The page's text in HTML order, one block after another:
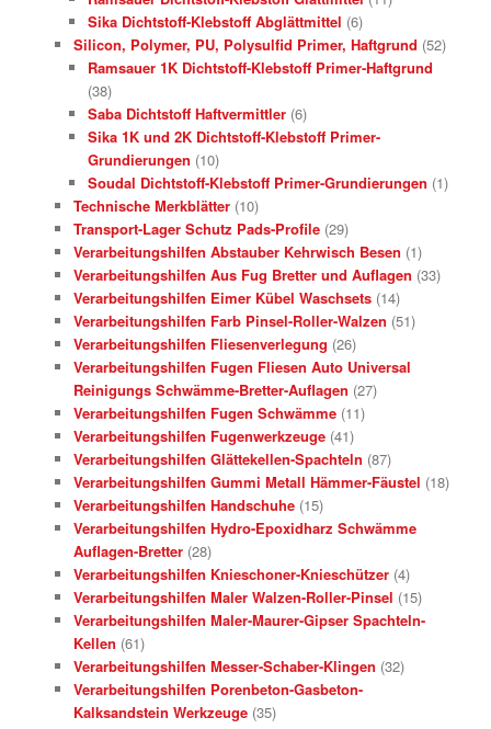
Sika Dichtstoff-Klebstoff Abglättmittel (6)
Silicon, Polymer, PU, Polysulfid Primer, Haftgrund (52)
Ramsauer 1K Dichtstoff-Klebstoff Primer-Haftgrund
(38)
Saba Dichtstoff Haftvermittler (6)
Sika 1K und 2K Dichtstoff-Klebstoff Primer-
Grundierungen (10)
Soudal Dichtstoff-Klebstoff Primer-Grundierungen (1)
Technische Merkblätter (10)
Transport-Lager Schutz Pads-Profile (29)
Verarbeitungshilfen Abstauber Kehrwisch Besen (1)
Verarbeitungshilfen Aus Fug Bretter und Auflagen (33)
Verarbeitungshilfen Eimer Kübel Waschsets (14)
Verarbeitungshilfen Farb Pinsel-Roller-Walzen (51)
Verarbeitungshilfen Fliesenverlegung (26)
Verarbeitungshilfen Fugen Fliesen Auto Universal
Reinigungs Schwämme-Bretter-Auflagen (27)
Verarbeitungshilfen Fugen Schwämme (11)
Verarbeitungshilfen Fugenwerkzeuge (41)
Verarbeitungshilfen Glättekellen-Spachteln (87)
Verarbeitungshilfen Gummi Metall Hämmer-Fäustel (18)
Verarbeitungshilfen Handschuhe (15)
Verarbeitungshilfen Hydro-Epoxidharz Schwämme
Auflagen-Bretter (28)
Verarbeitungshilfen Knieschoner-Knieschützer (4)
Verarbeitungshilfen Maler Walzen-Roller-Pinsel (15)
Verarbeitungshilfen Maler-Maurer-Gipser Spachteln-
Kellen (61)
Verarbeitungshilfen Messer-Schaber-Klingen (32)
Verarbeitungshilfen Porenbeton-Gasbeton-
Kalksandstein Werkzeuge (35)